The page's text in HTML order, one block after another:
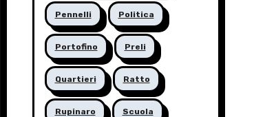
Pennelli Politica
Portofino Preli
Quartieri Ratto
Rupinaro Scuola